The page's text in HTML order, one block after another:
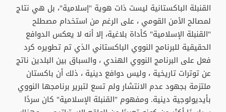
القنبلة الباكستانية ليست ذات هوية "إسلامية"، بل هي نتاج
لمصالح الأمن القومي ، على الرغم من استخدام مصطلح
"القنبلة الإسلامية" كأداة بلاغية، إلا أنه لا يعكس الدوافع
الحقيقية للبرنامج النووي الباكستاني الذي تم تطويره كرد
فعل على البرنامج النووي الهندي ، والسباق بين البلدين ناتج
عن توترات تاريخية ، وليس دوافع دينية ، ذلك أن باكستان
ملتزمة بجهود عدم الانتشار ولم تسع لتبرير برنامجها النووي
بأيديولوجية دينية. ومفهوم "القنبلة الإسلامية" كان سردًا